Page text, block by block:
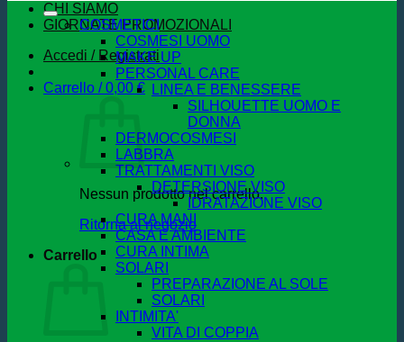
CHI SIAMO
GIORNATE PROMOZIONALI
Accedi / Registrati
Carrello /0,00 €
Nessun prodotto nel carrello.
Ritorna al negozio
Carrello
COSMETICI
COSMESI UOMO
MAKE UP
PERSONAL CARE
LINEA E BENESSERE
SILHOUETTE UOMO E
DONNA
DERMOCOSMESI
LABBRA
TRATTAMENTI VISO
DETERSIONE VISO
IDRATAZIONE VISO
CURA MANI
CASA E AMBIENTE
CURA INTIMA
SOLARI
PREPARAZIONE AL SOLE
SOLARI
INTIMITA'
VITA DI COPPIA